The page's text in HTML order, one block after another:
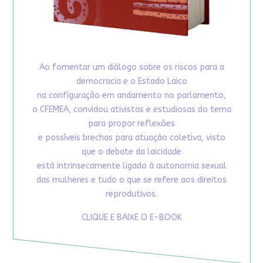
Ao fomentar um diálogo sobre os riscos para a
democracia e o Estado Laico
na configuração em andamento no parlamento,
o CFEMEA, convidou ativistas e estudiosas do tema
para propor reflexões
e possíveis brechas para atuação coletiva, visto
que o debate da laicidade
está intrinsecamente ligado à autonomia sexual
das mulheres e tudo o que se refere aos direitos
reprodutivos.
CLIQUE E BAIXE O E-BOOK